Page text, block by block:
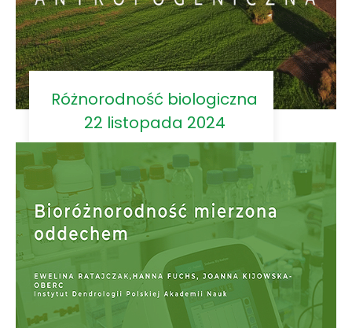
Różnorodność biologiczna
22 listopada 2024